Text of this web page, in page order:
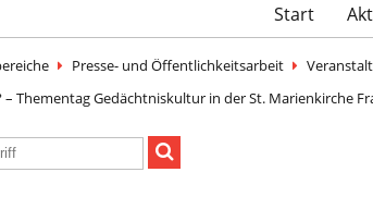
Start
Presse- und Öffentlichkeitsarbeit
– Thementag Gedächtniskultur in der St. Marienkirche